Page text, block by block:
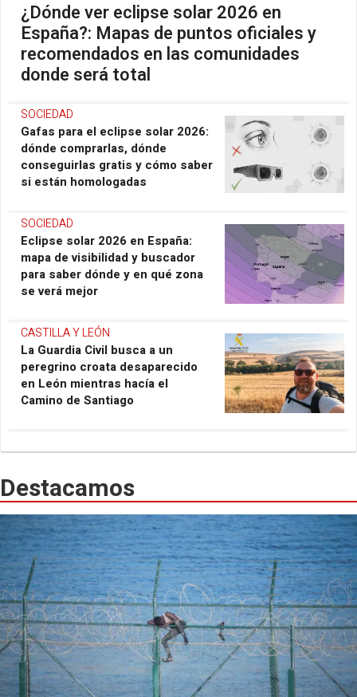
¿Dónde ver eclipse solar 2026 en
España?: Mapas de puntos oficiales y
recomendados en las comunidades
donde será total
SOCIEDAD
Gafas para el eclipse solar 2026:
dónde comprarlas, dónde
conseguirlas gratis y cómo saber
si están homologadas
SOCIEDAD
Eclipse solar 2026 en España:
mapa de visibilidad y buscador
para saber dónde y en qué zona
se verá mejor
CASTILLA Y LEÓN
La Guardia Civil busca a un
peregrino croata desaparecido
en León mientras hacía el
Camino de Santiago
Destacamos